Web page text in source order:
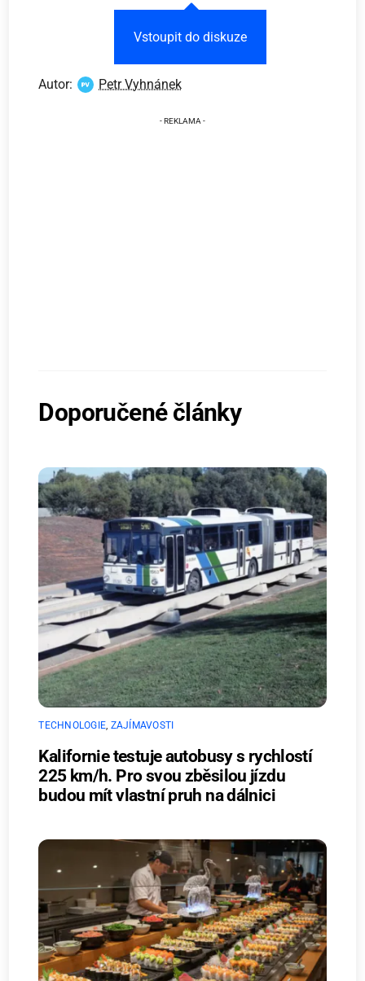
Vstoupit do diskuze
Autor: Petr Vyhnánek
Doporučené články
TECHNOLOGIE, ZAJÍMAVOSTI
Kalifornie testuje autobusy s rychlostí
225 km/h. Pro svou zběsilou jízdu
budou mít vlastní pruh na dálnici